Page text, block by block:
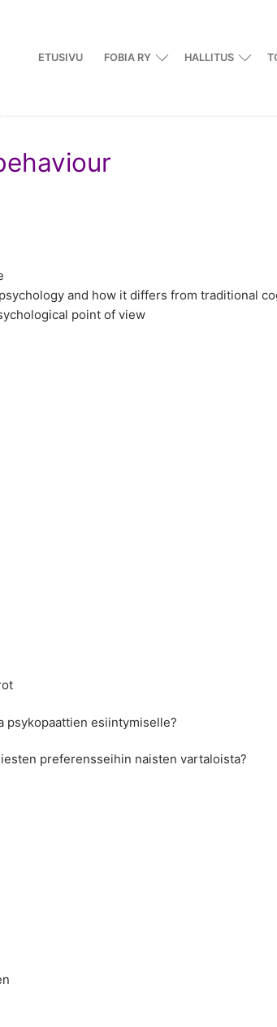
ETUSIVU FOBIA RY HALLITUS
and how it differs from traditional
point of view
psykopaattien esiintymiselle?
preferensseihin naisten vartaloista?